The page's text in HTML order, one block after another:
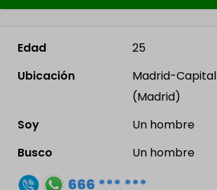
Edad
25
Ubicación
Madrid-Capital
(Madrid)
Soy
Un hombre
Busco
Un hombre
666 *** ***